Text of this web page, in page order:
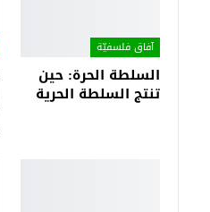
آفاق فلسفيّة‎
السلطة الحرة: حين
تنتج السلطة الحرية